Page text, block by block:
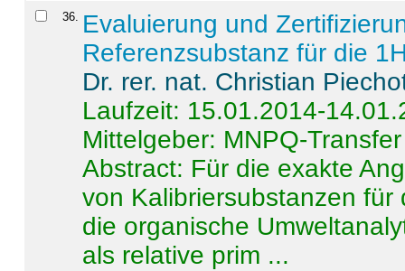
36. Evaluierung und
Referenzsubstanz für die
Dr. rer. nat. Christian
Laufzeit: 15.01.2014-
Mittelgeber: MNPQ-Transfer
Abstract: Für die exakte
von Kalibriersubstanzen
die organische
als relative prim ...